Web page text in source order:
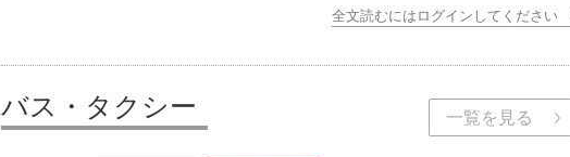
全文読むにはログインしてください
バス・タクシー 一覧を見る